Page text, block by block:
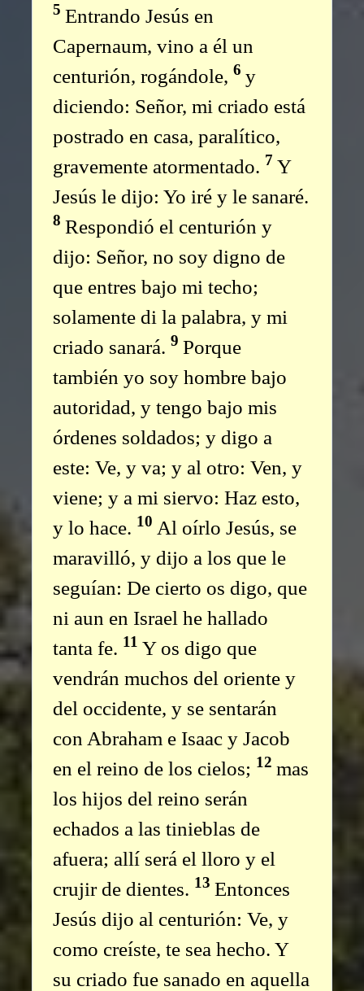
5 Entrando Jesús en
Capernaum, vino a él un
centurión, rogándole, 6 y
diciendo: Señor, mi criado está
postrado en casa, paralítico,
gravemente atormentado. 7 Y
Jesús le dijo: Yo iré y le sanaré.
8 Respondió el centurión y
dijo: Señor, no soy digno de
que entres bajo mi techo;
solamente di la palabra, y mi
criado sanará. 9 Porque
también yo soy hombre bajo
autoridad, y tengo bajo mis
órdenes soldados; y digo a
este: Ve, y va; y al otro: Ven, y
viene; y a mi siervo: Haz esto,
y lo hace. 10 Al oírlo Jesús, se
maravilló, y dijo a los que le
seguían: De cierto os digo, que
ni aun en Israel he hallado
tanta fe. 11 Y os digo que
vendrán muchos del oriente y
del occidente, y se sentarán
con Abraham e Isaac y Jacob
en el reino de los cielos; 12 mas
los hijos del reino serán
echados a las tinieblas de
afuera; allí será el lloro y el
crujir de dientes. 13 Entonces
Jesús dijo al centurión: Ve, y
como creíste, te sea hecho. Y
su criado fue sanado en aquella